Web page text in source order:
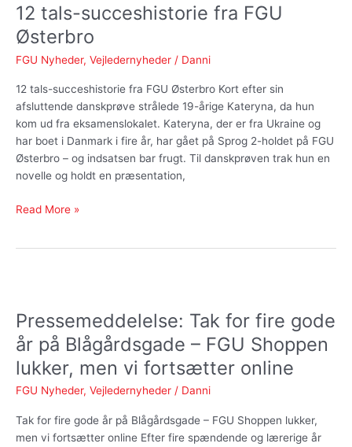
12 tals-succeshistorie fra FGU
Østerbro
FGU Nyheder, Vejledernyheder / Danni
12 tals-succeshistorie fra FGU Østerbro Kort efter sin
afsluttende danskprøve strålede 19-årige Kateryna, da hun
kom ud fra eksamenslokalet. Kateryna, der er fra Ukraine og
har boet i Danmark i fire år, har gået på Sprog 2-holdet på FGU
Østerbro – og indsatsen bar frugt. Til danskprøven trak hun en
novelle og holdt en præsentation,
succeshistorie
fra
FGU
Østerbro
Read More »
Pressemeddelelse: Tak for fire gode
år på Blågårdsgade – FGU Shoppen
lukker, men vi fortsætter online
FGU Nyheder, Vejledernyheder / Danni
Tak for fire gode år på Blågårdsgade – FGU Shoppen lukker,
men vi fortsætter online Efter fire spændende og lærerige år
for
fire
gode
år
på
–
FGU